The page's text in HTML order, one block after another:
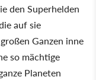
den Superhelden
auf sie
Ganzen inne
so mächtige
Planeten